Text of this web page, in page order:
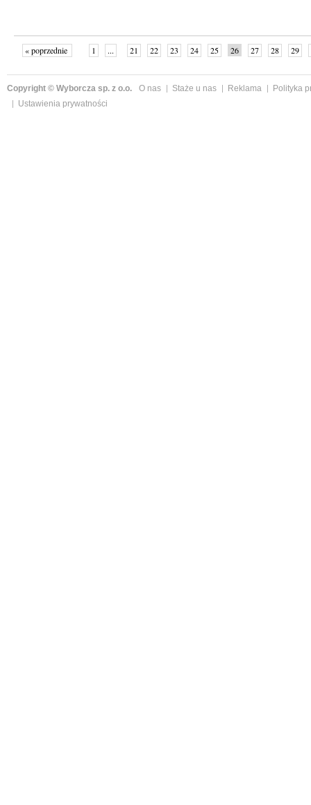
« poprzednie 1 ... 21 22 23 24 25 26 27 28 29
Copyright © Wyborcza sp. z o.o. O nas Staże u nas Reklama
Polityka
Ustawienia prywatności